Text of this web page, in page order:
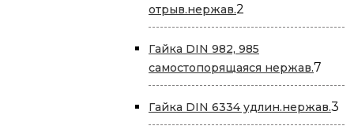
отрыв.нержав.2
товара
Гайка DIN 982, 985
самостопорящаяся нержав.7
Гайка DIN 6334 удлин.нержав.3